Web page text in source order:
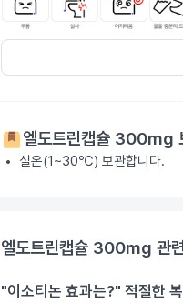
엘도트린캡슐 300mg
실온(1~30℃) 보관합니다.
엘도트린캡슐 300mg 관
"이소티논 효과는?" 적절한